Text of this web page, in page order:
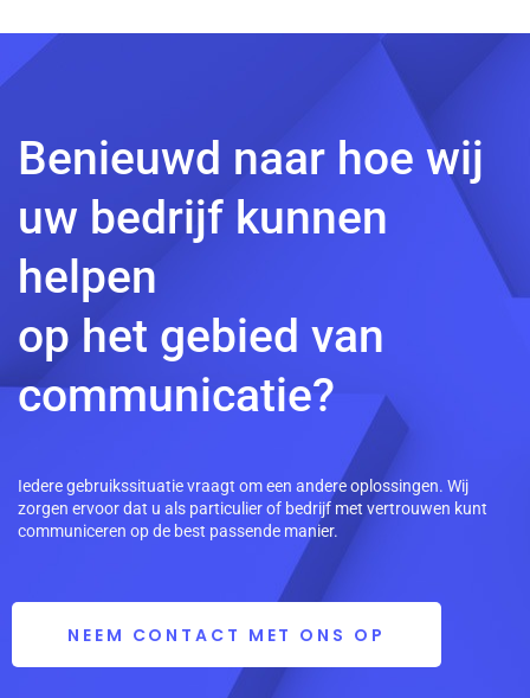
Benieuwd naar hoe wij
uw bedrijf kunnen
helpen
op het gebied van
communicatie?
Iedere gebruikssituatie vraagt om een andere oplossingen. Wij
zorgen ervoor dat u als particulier of bedrijf met vertrouwen kunt
communiceren op de best passende manier.
NEEM CONTACT MET ONS OP